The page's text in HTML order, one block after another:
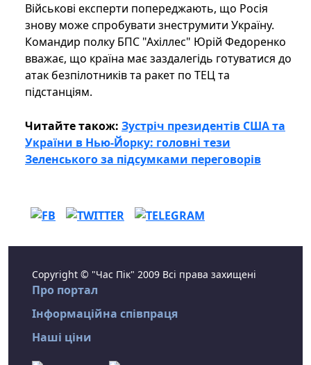
Військові експерти попереджають, що Росія
знову може спробувати знеструмити Україну.
Командир полку БПС "Ахіллес" Юрій Федоренко
вважає, що країна має заздалегідь готуватися до
атак безпілотників та ракет по ТЕЦ та
підстанціям.
Читайте також: Зустріч президентів США та
України в Нью-Йорку: головні тези
Зеленського за підсумками переговорів
Copyright © "Час Пік" 2009 Всі права захищені
Про портал
Інформаційна співпраця
Наші ціни